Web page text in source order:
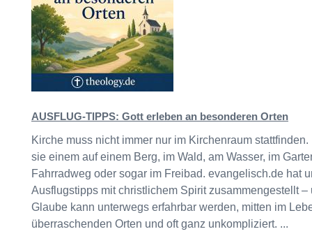
AUSFLUG-TIPPS: Gott erleben an besonderen Orten
Kirche muss nicht immer nur im Kirchenraum
sie einem auf einem Berg, im Wald, am Wasser, im
Fahrradweg oder sogar im Freibad. evangelisch.de hat
Ausflugstipps mit christlichem Spirit zusammengestellt –
Glaube kann unterwegs erfahrbar werden, mitten im
überraschenden Orten und oft ganz unkompliziert. ...